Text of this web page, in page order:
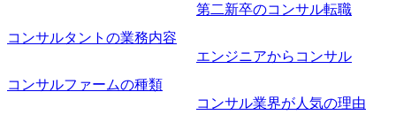
コンサルタントの業務内容
コンサルファームの種類
第二新卒のコンサル転職
エンジニアからコンサル
コンサル業界が人気の理由